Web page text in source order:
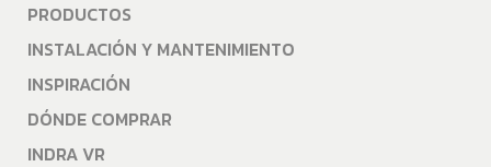
PRODUCTOS
INSTALACIÓN Y MANTENIMIENTO
INSPIRACIÓN
DÓNDE COMPRAR
INDRA VR